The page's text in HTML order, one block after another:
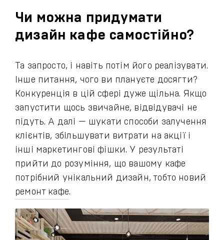
Чи можна придумати
дизайн кафе самостійно?
Та запросто, і навіть потім його реалізувати.
Інше питання, чого ви плануєте досягти?
Конкуренція в цій сфері дуже щільна. Якщо
запустити щось звичайне, відвідувачі не
підуть. А далі — шукати способи залучення
клієнтів, збільшувати витрати на акції і
інші маркетингові фішки. У результаті
прийти до розуміння, що вашому кафе
потрібний унікальний дизайн, тобто новий
ремонт кафе.